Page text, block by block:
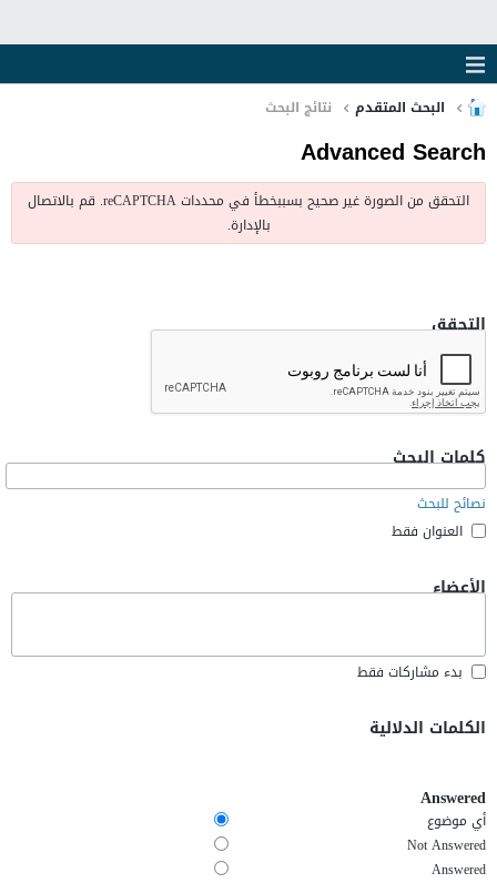
البحث المتقدم نتائج البحث
Advanced Search
التحقق من الصورة غير صحيح بسببخطأ في محددات reCAPTCHA. قم بالاتصال
بالإدارة.
التحقق
كلمات البحث
نصائح للبحث
العنوان فقط
الأعضاء
بدء مشاركات فقط
الكلمات الدلالية
Answered
أي موضوع
Not Answered
Answered